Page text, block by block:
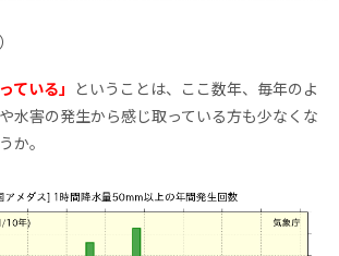
）
ている」 ということは、ここ数年、毎年のよ
水害の発生から感じ取っている方も少なくな
か。